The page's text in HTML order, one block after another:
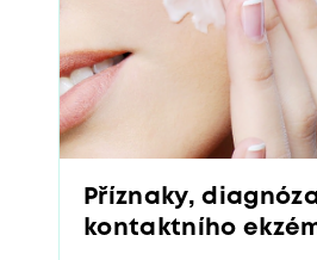
Příznaky,
kontaktního